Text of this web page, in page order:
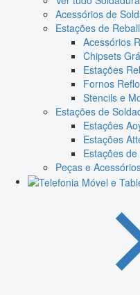
Acessórios de
Estações de
Acessórios
Chipsets
Estações
Fornos
Stencils e
Estações de
Estações
Estações
Estações
Peças e